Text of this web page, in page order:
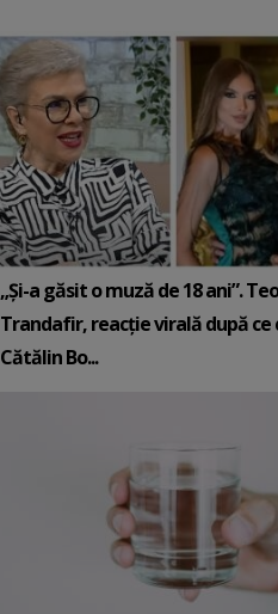
„Și-a găsit o muză de 18 ani”. Teo
Trandafir, reacție virală după ce
Cătălin Bo...